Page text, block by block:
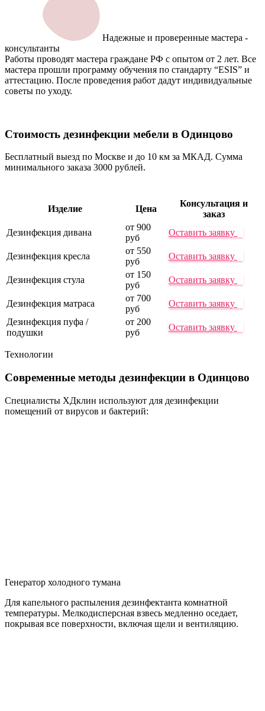
Надежные и проверенные мастера -
консультанты
Работы проводят мастера граждане РФ с опытом от 2 лет. Все
мастера прошли программу обучения по стандарту “ESIS” и
аттестацию. После проведения работ дадут индивидуальные
советы по уходу.
Стоимость дезинфекции мебели в Одинцово
Бесплатный выезд по Москве и до 10 км за МКАД. Сумма
минимального заказа 3000 рублей.
Изделие Цена
Консультация и
заказ
Дезинфекция дивана
от 900
руб
Оставить заявку
Дезинфекция кресла
от 550
руб
Оставить заявку
Дезинфекция стула
от 150
руб
Оставить заявку
Дезинфекция матраса
от 700
руб
Оставить заявку
Дезинфекция пуфа /
подушки
от 200
руб
Оставить заявку
Технологии
Современные методы дезинфекции в Одинцово
Специалисты ХДклин используют для дезинфекции
помещений от вирусов и бактерий:
Генератор холодного тумана
Для капельного распыления дезинфектанта комнатной
температуры. Мелкодисперсная взвесь медленно оседает,
покрывая все поверхности, включая щели и вентиляцию.